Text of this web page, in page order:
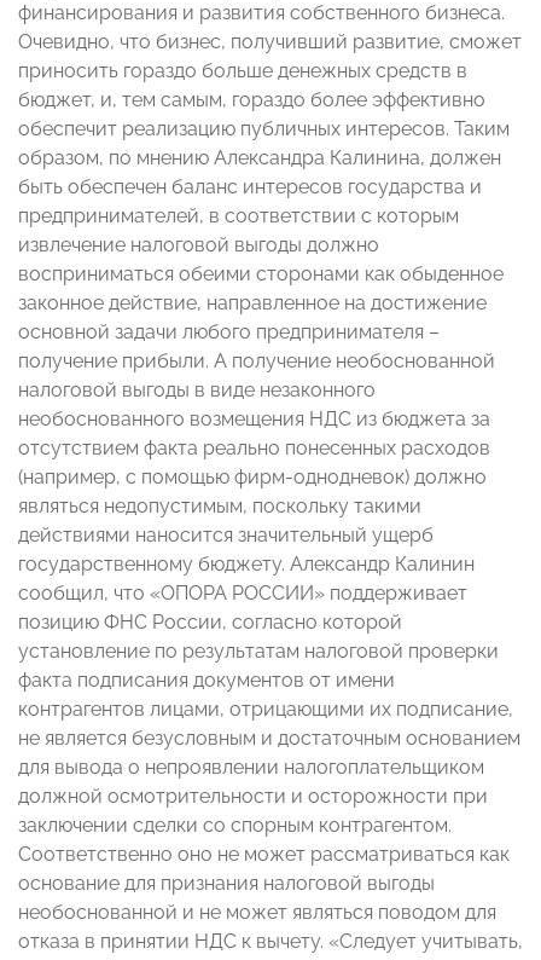
финансирования и развития собственного бизнеса.
Очевидно, что бизнес, получивший развитие, сможет
приносить гораздо больше денежных средств в
бюджет, и, тем самым, гораздо более эффективно
обеспечит реализацию публичных интересов. Таким
образом, по мнению Александра Калинина, должен
быть обеспечен баланс интересов государства и
предпринимателей, в соответствии с которым
извлечение налоговой выгоды должно
восприниматься обеими сторонами как обыденное
законное действие, направленное на достижение
основной задачи любого предпринимателя –
получение прибыли. А получение необоснованной
налоговой выгоды в виде незаконного
необоснованного возмещения НДС из бюджета за
отсутствием факта реально понесенных расходов
(например, с помощью фирм-однодневок) должно
являться недопустимым, поскольку такими
действиями наносится значительный ущерб
государственному бюджету. Александр Калинин
сообщил, что «ОПОРА РОССИИ» поддерживает
позицию ФНС России, согласно которой
установление по результатам налоговой проверки
факта подписания документов от имени
контрагентов лицами, отрицающими их подписание,
не является безусловным и достаточным основанием
для вывода о непроявлении налогоплательщиком
должной осмотрительности и осторожности при
заключении сделки со спорным контрагентом.
Соответственно оно не может рассматриваться как
основание для признания налоговой выгоды
необоснованной и не может являться поводом для
отказа в принятии НДС к вычету. «Следует учитывать,